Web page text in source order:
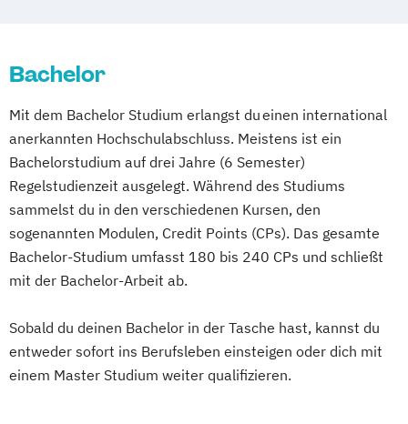
Bachelor
Mit dem Bachelor Studium erlangst du einen international
anerkannten Hochschulabschluss. Meistens ist ein
Bachelorstudium auf drei Jahre (6 Semester)
Regelstudienzeit ausgelegt. Während des Studiums
sammelst du in den verschiedenen Kursen, den
sogenannten Modulen, Credit Points (CPs). Das gesamte
Bachelor-Studium umfasst 180 bis 240 CPs und schließt
mit der Bachelor-Arbeit ab.
Sobald du deinen Bachelor in der Tasche hast, kannst du
entweder sofort ins Berufsleben einsteigen oder dich mit
einem Master Studium weiter qualifizieren.